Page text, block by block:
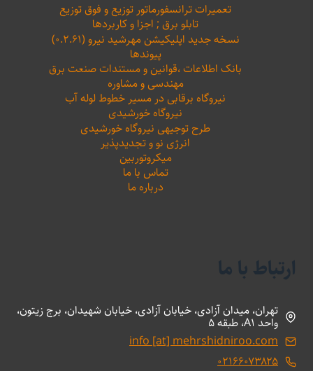
تعمیرات ترانسفورماتور توزیع و فوق توزیع
تابلو برق ; اجزا و کاربردها
نسخه جدید اپلیکیشن مهرشید نیرو (۰.۲.۶۱)
پیوندها
بانک اطلاعات ،‌قوانین و مستندات صنعت برق
مهندسی و مشاوره
نیروگاه برقابی در مسیر خطوط لوله آب
نیروگاه خورشیدی
طرح توجیهی نیروگاه خورشیدی
انرژی نو و تجدیدپذیر
میکروتوربین
تماس با ما
درباره ما
ارتباط با ما
تهران، میدان آزادی، خیابان آزادی، خیابان شهیدان، برج زیتون،
واحد A1، طبقه 5
info [at] mehrshidniroo.com
۰۲۱۶۶۰۷۳۸۲۵